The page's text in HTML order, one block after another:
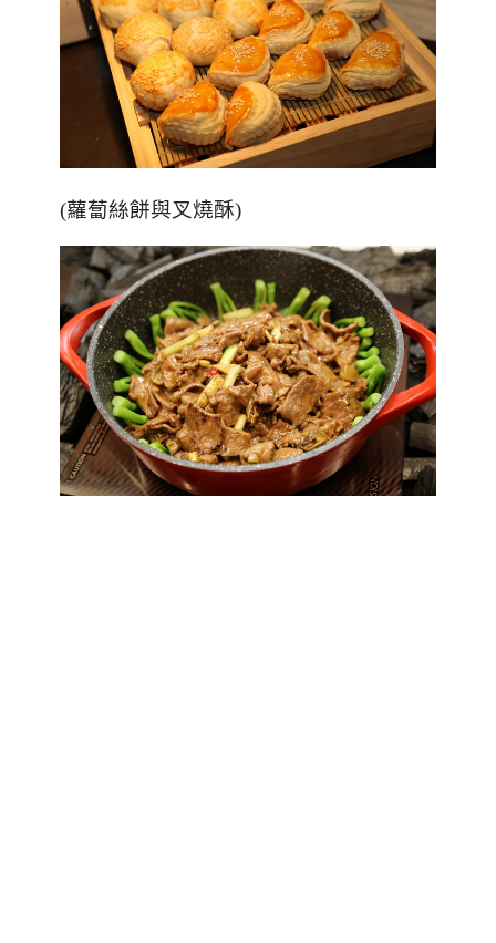
(蘿蔔絲餅與叉燒酥)